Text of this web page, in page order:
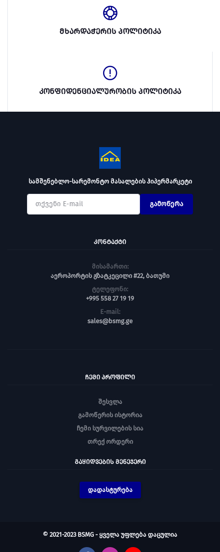
მხარდაჭერის პოლიტიკა
კონფიდენციალურობის პოლიტიკა
სამშენებლო-სარემონტო მასალების ჰიპერმარკეტი
გამოწერა
ᲙᲝᲜᲢᲐᲥᲢᲘ
მისამართი:
აეროპორტის გზატკეცილი #22, ბათუმი
ტელეფონი:
+995 558 27 19 19
E-mail:
sales@bsmg.ge
ᲩᲔᲛᲘ ᲞᲠᲝᲤᲘᲚᲘ
შესვლა
გამოწერის ისტორია
ჩემი სურვილების სია
თრექ ორდერი
ᲒᲐᲧᲘᲓᲕᲔᲑᲘᲡ ᲛᲔᲜᲔᲯᲔᲠᲘ
დადასტურება
© 2021-2023 BSMG - ყველა უფლება დაცულია